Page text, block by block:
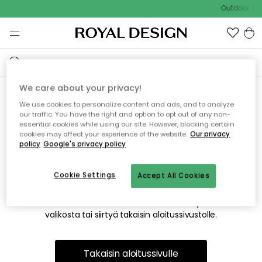
Outdoor
Emme valitettavasti löydä
etsimääsi sivua
Tämä voi johtua siitä, että sivua ei enää ole tai siitä, että se
on siirretty muualle. Pahoittelemme tästä mahdollisesti
valikosta tai siirtyä takaisin aloitussivustolle.
Takaisin aloitussivulle
We care about your privacy!
We use cookies to personalize content and ads, and to analyze
our traffic. You have the right and option to opt out of any non-
essential cookies while using our site. However, blocking certain
cookies may affect your experience of the website. Our privacy
policy Google's privacy policy
Accept All Cookies
Cookie Settings